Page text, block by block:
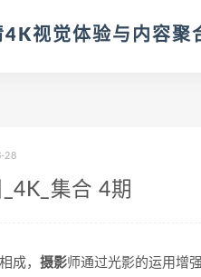
视觉体验与内容聚
28
集合 4期
成， 摄影师通过光影的运用增